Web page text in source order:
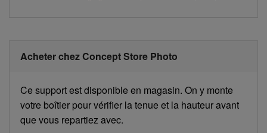
Acheter chez Concept Store Photo
Ce support est disponible en magasin. On y monte
votre boîtier pour vérifier la tenue et la hauteur avant
que vous repartiez avec.